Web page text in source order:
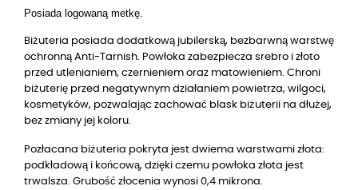
Posiada logowaną metkę.
Biżuteria posiada dodatkową jubilerską, bezbarwną warstwę
ochronną Anti-Tarnish. Powłoka zabezpiecza srebro i złoto
przed utlenianiem, czernieniem oraz matowieniem. Chroni
biżuterię przed negatywnym działaniem powietrza, wilgoci,
kosmetyków, pozwalając zachować blask biżuterii na dłużej,
bez zmiany jej koloru.
Pozłacana biżuteria pokryta jest dwiema warstwami złota:
podkładową i końcową, dzięki czemu powłoka złota jest
trwalsza. Grubość złocenia wynosi 0,4 mikrona.